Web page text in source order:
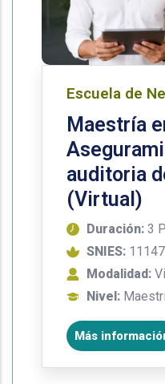
Escuela de
Maestría
auditoria
(Virtual)
Duración: 3
SNIES:
Modalidad:
Nivel:
Más